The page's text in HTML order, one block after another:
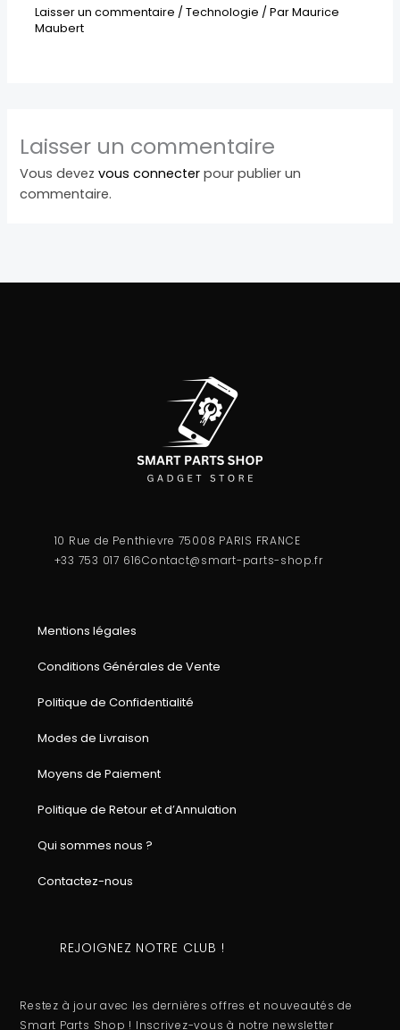
Laisser un commentaire /Technologie / ParMaurice
Maubert
Laisser un commentaire
Vous devezvous connecter pour publier un
commentaire.
10 Rue de Penthievre 75008 PARIS FRANCE
+33 753 017 616Contact@smart-parts-shop.fr
Mentions légales
Conditions Générales de Vente
Politique de Confidentialité
Modes de Livraison
Moyens de Paiement
Politique de Retour et d’Annulation
Qui sommes nous ?
Contactez-nous
REJOIGNEZ NOTRE CLUB !
Restez à jour avec les dernières offres et nouveautés de
Smart Parts Shop ! Inscrivez-vous à notre newsletter